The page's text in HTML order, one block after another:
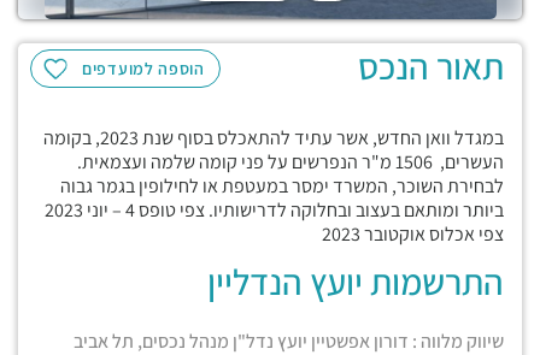
הוספה למועדפים תאור הנכס
במגדל וואן החדש, אשר עתיד להתאכלס בסוף שנת 2023, בקומה
העשרים, 1506 מ"ר הנפרשים על פני קומה שלמה ועצמאית.
לבחירת השוכר, המשרד ימסר במעטפת או לחילופין בגמר גבוה
ביותר ומותאם בעצוב ובחלוקה לדרישותיו. צפי טופס 4 – יוני 2023
צפי אכלוס אוקטובר 2023
התרשמות יועץ הנדליין
שיווק מלווה : דורון אפשטיין יועץ נדל"ן מנהל נכסים, תל אביב